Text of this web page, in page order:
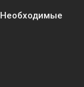
Необходимые